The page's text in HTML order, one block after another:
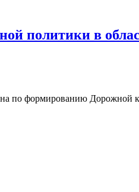
политики в
по формированию Дорожной